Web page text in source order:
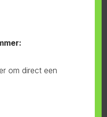
oogst.
zijn tegen ziekten
om direct een